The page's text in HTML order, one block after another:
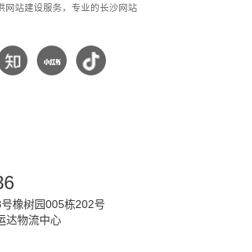
网站建设服务，专业的长沙网站
橡树园005栋202号
达物流中心